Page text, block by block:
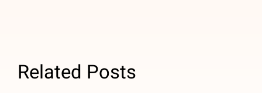
Related Posts
Βασιλόπουλος:
Σταθερός